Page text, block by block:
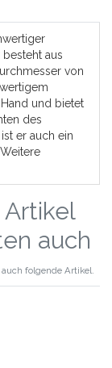
aus
von
und bietet
des
er auch ein
Weitere
Artikel
auch
folgende Artikel.